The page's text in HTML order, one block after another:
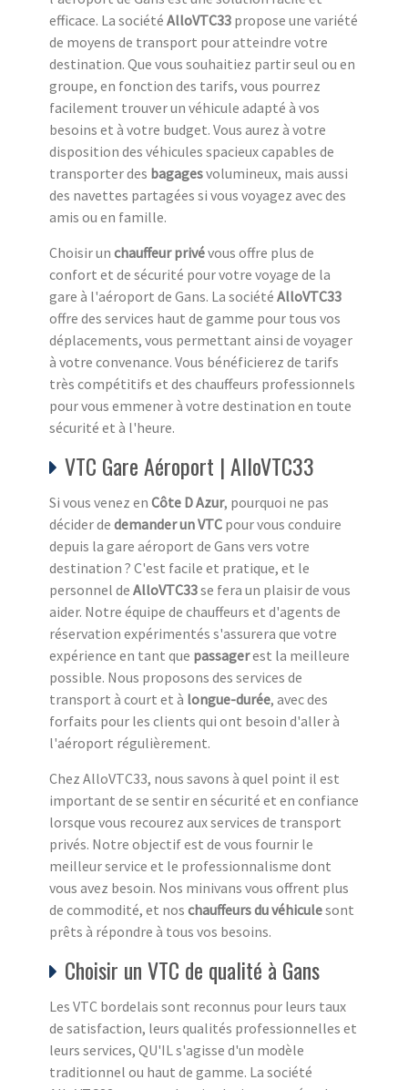
efficace. La société AlloVTC33 propose une variété
de moyens de transport pour atteindre votre
destination. Que vous souhaitiez partir seul ou en
groupe, en fonction des tarifs, vous pourrez
facilement trouver un véhicule adapté à vos
besoins et à votre budget. Vous aurez à votre
disposition des véhicules spacieux capables de
transporter des bagagesvolumineux, mais aussi
des navettes partagées si vous voyagez avec des
amis ou en famille.
Choisir un chauffeur privévous offre plus de
confort et de sécurité pour votre voyage de la
gare à l'aéroport de Gans. La société AlloVTC33
offre des services haut de gamme pour tous vos
déplacements, vous permettant ainsi de voyager
à votre convenance. Vous bénéficierez de tarifs
très compétitifs et des chauffeurs professionnels
pour vous emmener à votre destination en toute
sécurité et à l'heure.
VTC Gare Aéroport | AlloVTC33
Si vous venez en Côte D Azur, pourquoi ne pas
décider de demander un VTC pour vous conduire
depuis la gare aéroport de Gans vers votre
destination ? C'est facile et pratique, et le
personnel de AlloVTC33se fera un plaisir de vous
aider. Notre équipe de chauffeurs et d'agents de
réservation expérimentés s'assurera que votre
expérience en tant que passagerest la meilleure
possible. Nous proposons des services de
transport à court et à longue-durée, avec des
forfaits pour les clients qui ont besoin d'aller à
l'aéroport régulièrement.
Chez AlloVTC33, nous savons à quel point il est
important de se sentir en sécurité et en confiance
lorsque vous recourez aux services de transport
privés. Notre objectif est de vous fournir le
meilleur service et le professionnalisme dont
vous avez besoin. Nos minivans vous offrent plus
de commodité, et nos chauffeurs du véhiculesont
prêts à répondre à tous vos besoins.
Choisir un VTC de qualité à Gans
Les VTC bordelais sont reconnus pour leurs taux
de satisfaction, leurs qualités professionnelles et
leurs services, QU'IL s'agisse d'un modèle
traditionnel ou haut de gamme. La société